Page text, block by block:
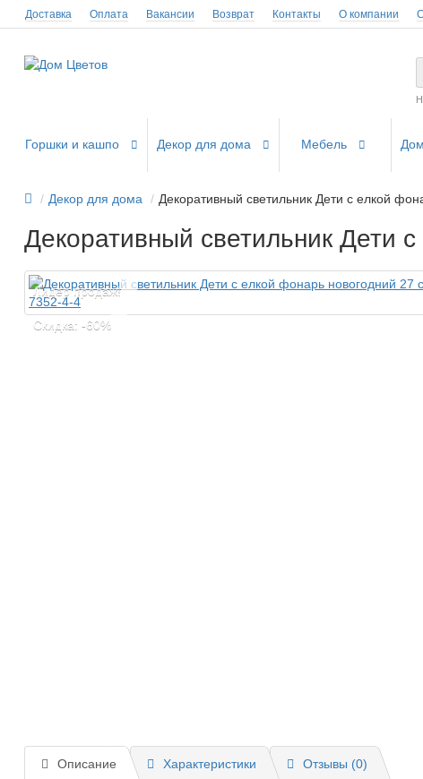
Доставка Оплата Вакансии Возврат Контакты О компании
Горшки и кашпо Декор для дома Мебель
Декор для дома Декоративный светильник Дети с елкой
Декоративный светильник Дети
Лидер продаж!
Cкидка: -60%
Описание Характеристики Отзывы (0)